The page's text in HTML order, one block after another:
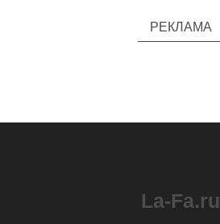
РЕКЛАМА
La-Fa.ru